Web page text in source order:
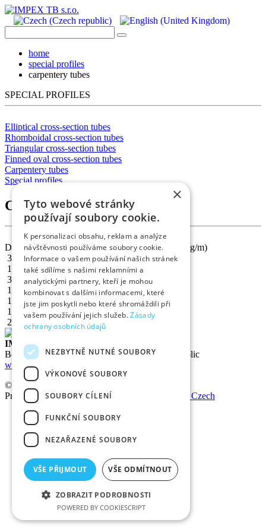
home
special profiles
carpentery tubes
SPECIAL PROFILES
Elliptical cross-section tubes
Rhomboidal cross-section tubes
Triangular cross-section tubes
Finned oval cross-section tubes
Carpentery tubes
Special profiles
Carpentery tubes
D (palce)D (mm) Wall thickness (mm)Weight: (kg/m)
3/8”
16,75 1,8
0,66
1/2”
21,25 2
3/4”
26,75 2,35
1,41
1”
33,48 2,65
2,01
1 1/4”
42,25 2,65
2,58
1 1/2”
48,25 2,9
3,25
2”
60,3 2,9 4,11
IMPEX TB s.r.o.
Bořivojova 878/35, 130 00 Praha 3 Czech Republic
www.impextb.cz
© 2026
Program code and data structure:
OMEGA WEB Czech
×
Tyto webové stránky
používají soubory cookie.
K personalizaci obsahu, reklam a analýze
návštěvnosti používáme soubory cookie.
Informace o vašem používání našich stránek
také sdílíme s našimi reklamními a
analytickými partnery, kteří je mohou
kombinovat s dalšími informacemi, které
jste jim poskytli nebo které shromáždili při
vašem používání jejich služeb.Zásady
ochrany osobních údajů
NEZBYTNĚ NUTNÉ SOUBORY
VÝKONOVÉ SOUBORY
SOUBORY CÍLENÍ
FUNKČNÍ SOUBORY
NEZAŘAZENÉ SOUBORY
VŠE PŘIJMOUT VŠE ODMÍTNOUT
ZOBRAZIT PODROBNOSTI
POWERED BY COOKIESCRIPT